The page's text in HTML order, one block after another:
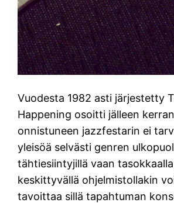
Vuodesta 1982 asti järjestetty
Happening osoitti jälleen
onnistuneen jazzfestarin ei
yleisöä selvästi genren
tähtiesiintyjillä vaan
keskittyvällä ohjelmistollakin
tavoittaa sillä tapahtuman